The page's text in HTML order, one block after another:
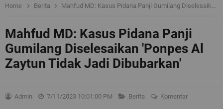
Home Berita Mahfud MD: Kasus Pidana Panji Gumilang Diselesaikan 'Ponpes Al Zaytun Tidak Jadi Dibubarkan'
Mahfud MD: Kasus Pidana Panji
Gumilang Diselesaikan 'Ponpes Al
Zaytun Tidak Jadi Dibubarkan'
Admin 7/11/2023 10:01:00 PM Berita Komentar